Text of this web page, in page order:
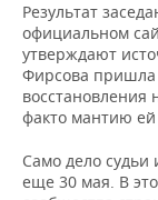
КИБЕРСПОРТ
ФИГУРНОЕ
ВОДНЫЕ ВИДЫ
ХОККЕЙ С
КУЛЬТУРА
МЕДИЦИНА
ОБРАЗОВАНИЕ
СПИСОК
Результат
официальном
утверждают
Фирсова пришла
восстановления
факто мантию
Само дело судьи
еще 30 мая. В